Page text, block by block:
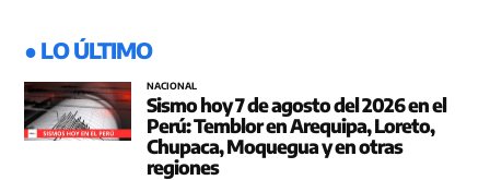
● LO ÚLTIMO
NACIONAL
Sismo hoy 7 de agosto del 2026 en el
Perú: Temblor en Arequipa, Loreto,
Chupaca, Moquegua y en otras
regiones